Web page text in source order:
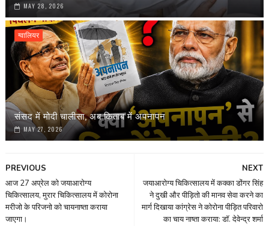
MAY 28, 2026
ग्वालियर
संसद में मोदी चालीसा, अब किताब में अपनापन
MAY 27, 2026
NEXT
जयाआरोग्य चिकित्सालय में कक्का डोंगर सिंह
ने दुखी और पीड़ितो की मानव सेवा करने का
मार्ग दिखाया कांग्रेस ने कोरोना पीड़ित परिवारो
का चाय नाष्ता कराया: डाॅ. देवेन्द्र शर्मा
PREVIOUS
आज 27 अप्रेल को जयाआरोग्य
चिकित्सालय, मुरार चिकित्सालय में कोरोना
मरीजो के परिजनो को चायनाष्ता कराया
जाएगा।